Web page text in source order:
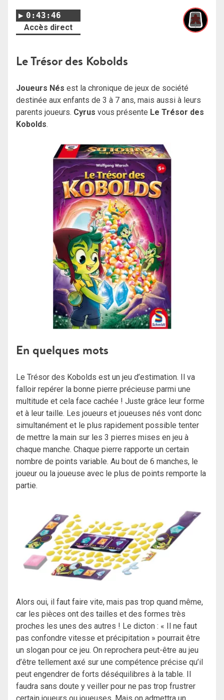
0:43:46
Accès direct
Le Trésor des Kobolds
Joueurs Nés est la chronique de jeux de société
destinée aux enfants de 3 à 7 ans, mais aussi à leurs
parents joueurs. Cyrus vous présente Le Trésor des
Kobolds.
En quelques mots
Le Trésor des Kobolds est un jeu d’estimation. Il va
falloir repérer la bonne pierre précieuse parmi une
multitude et cela face cachée ! Juste grâce leur forme
et à leur taille. Les joueurs et joueuses nés vont donc
simultanément et le plus rapidement possible tenter
de mettre la main sur les 3 pierres mises en jeu à
chaque manche. Chaque pierre rapporte un certain
nombre de points variable. Au bout de 6 manches, le
joueur ou la joueuse avec le plus de points remporte la
partie.
Alors oui, il faut faire vite, mais pas trop quand même,
car les pièces ont des tailles et des formes très
proches les unes des autres ! Le dicton : « Il ne faut
pas confondre vitesse et précipitation » pourrait être
un slogan pour ce jeu. On reprochera peut-être au jeu
d’être tellement axé sur une compétence précise qu’il
peut engendrer de forts déséquilibres à la table. Il
faudra sans doute y veiller pour ne pas trop frustrer